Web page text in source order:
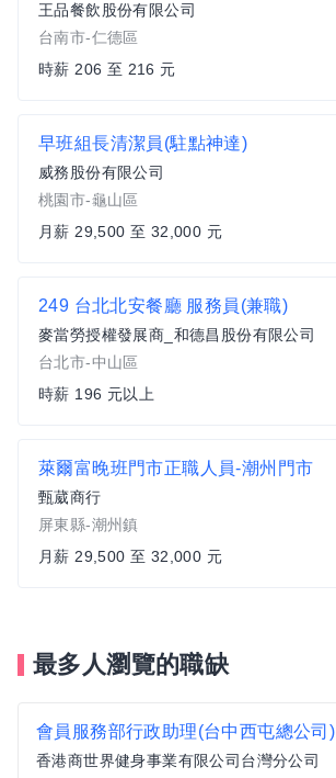
王品餐飲股份有限公司
台南市-仁德區
時薪 206 至 216 元
早班組長清潔員(駐點神達)
威務股份有限公司
桃園市-龜山區
月薪 29,500 至 32,000 元
249 台北北安餐廳 服務員(兼職)
麥當勞授權發展商_和德昌股份有限公司
台北市-中山區
時薪 196 元以上
萊爾富晚班門市正職人員-潮州門市
甄葳商行
屏東縣-潮州鎮
月薪 29,500 至 32,000 元
最多人瀏覽的職缺
會員服務部行政助理(台中西屯總公司)
香港商世界健身事業有限公司台灣分公司